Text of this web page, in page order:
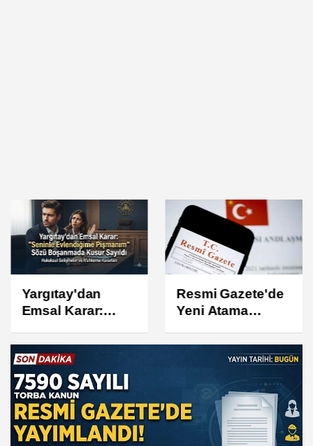
Yargıtay'dan
Emsal Karar:
Evlendiğime
Pişmanım" Sözü
Boşanmada
Kusur Sayıldı
Resmi Gazete'de
Yeni Atama
Yayımlandı:
Ardahan Valisi
Değişti, Göç
İdaresi'nde 4
Genel Müdür
Görevden Alındı